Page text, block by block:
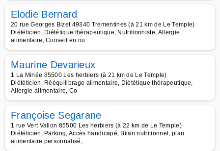
Elodie Bernard
20 rue Georges Bizet 49340 Trementines (à 21 km de Le Temple)
Diététicien, Diététique thérapeutique, Nutritionniste, Allergie
alimentaire, Conseil en nu
Maurine Devarieux
1 La Minée 85500 Les herbiers (à 21 km de Le Temple)
Diététicien, Rééquilibrage alimentaire, Diététique thérapeutique,
Allergie alimentaire, Co
Françoise Segarane
1 rue Vert Vallon 85500 Les herbiers (à 22 km de Le Temple)
Diététicien, Parking, Accès handicapé, Bilan nutritionnel, plan
alimentaire personnalisé,